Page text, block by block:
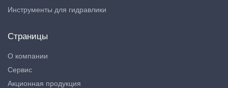
Инструменты для гидравлики
Страницы
О компании
Сервис
Акционная продукция